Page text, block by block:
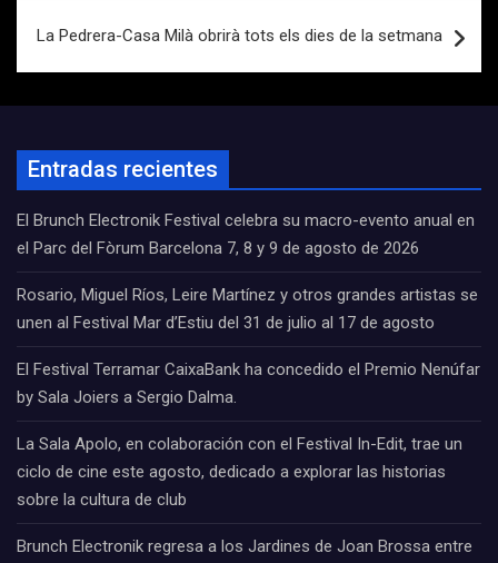
La Pedrera-Casa Milà obrirà tots els dies de la setmana
Entradas recientes
El Brunch Electronik Festival celebra su macro-evento anual en
el Parc del Fòrum Barcelona 7, 8 y 9 de agosto de 2026
Rosario, Miguel Ríos, Leire Martínez y otros grandes artistas se
unen al Festival Mar d’Estiu del 31 de julio al 17 de agosto
El Festival Terramar CaixaBank ha concedido el Premio Nenúfar
by Sala Joiers a Sergio Dalma.
La Sala Apolo, en colaboración con el Festival In-Edit, trae un
ciclo de cine este agosto, dedicado a explorar las historias
sobre la cultura de club
Brunch Electronik regresa a los Jardines de Joan Brossa entre